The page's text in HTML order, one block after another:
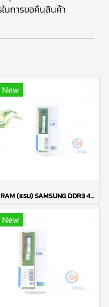
นการขอคืนสินค้า
New
RAM (แรม) SAMSUNG DDR3 4GB (4GBX1) 1600MHz 8CHIP (ของใหม่) P17764
New